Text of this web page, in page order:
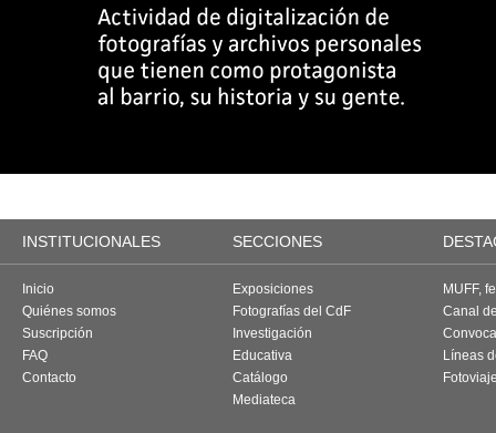
INSTITUCIONALES SECCIONES
Inicio
Quiénes somos
Suscripción
FAQ
Contacto
Exposiciones
Fotografías del CdF
Investigación
Educativa
Catálogo
Mediateca
MUFF,
Canal
Líneas